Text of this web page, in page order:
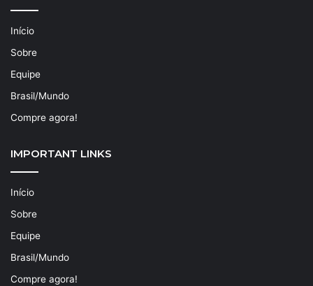
Início
Sobre
Equipe
Brasil/Mundo
Compre agora!
IMPORTANT LINKS
Início
Sobre
Equipe
Brasil/Mundo
Compre agora!